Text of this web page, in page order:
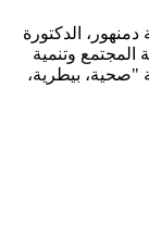
الدكتورة
المجتمع وتنمية
"صحية، بيطرية،